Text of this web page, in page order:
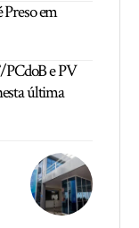
Preso em
e PV
última